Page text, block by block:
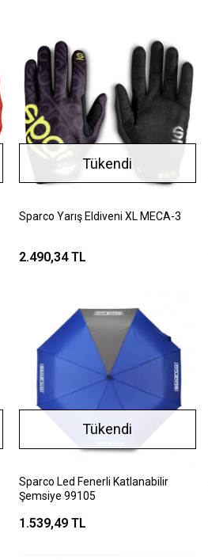
Tükendi
Sparco Yarış Eldiveni XL MECA-3
2.490,34 TL
Tükendi
Sparco Led Fenerli Katlanabilir
Şemsiye 99105
1.539,49 TL